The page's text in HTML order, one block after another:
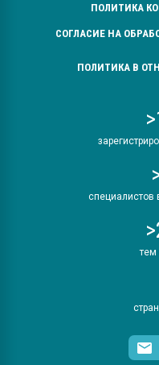
ПОЛИТИКА
СОГЛАСИЕ НА
ПОЛИТИКА В
тем